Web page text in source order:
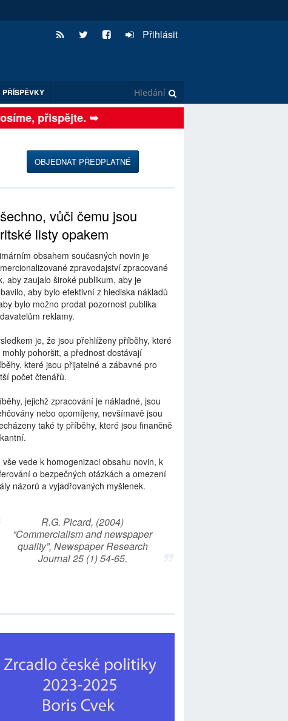
Přihlásit
PŘÍSPĚVKY
přispějte. ➥
OBJEDNAT PŘEDPLATNÉ
vůči čemu jsou
listy opakem
obsahem současných novin je
zpravodajství zpracované
aby zaujalo široké publikum, aby je
aby bylo efektivní z hlediska nákladů
bylo možno prodat pozornost publika
reklamy.
je, že jsou přehlíženy příběhy, které
mohly pohoršit, a přednost dostávají
které jsou přijatelné a zábavné pro
počet čtenářů.
jejichž zpracování je nákladné, jsou
nebo opomíjeny, nevšímavě jsou
také ty příběhy, které jsou finančně
vše vede k homogenizaci obsahu novin, k
o bezpečných otázkách a omezení
názorů a vyjadřovaných myšlenek.
R.G. Picard, (2004)
“Commercialism and newspaper
quality”, Newspaper Research
Journal 25 (1) 54-65.